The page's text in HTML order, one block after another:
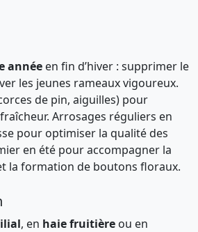
année en fin d’hiver : supprimer le
les jeunes rameaux vigoureux.
de pin, aiguilles) pour
Arrosages réguliers en
pour optimiser la qualité des
en été pour accompagner la
la formation de boutons floraux.
, en haie fruitière ou en